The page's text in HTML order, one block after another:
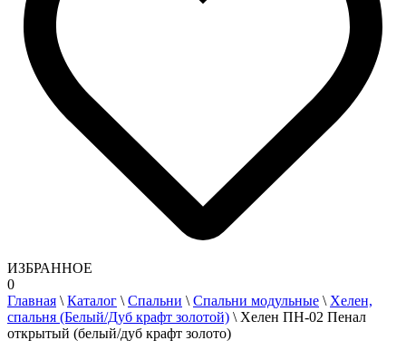
ИЗБРАННОЕ
0
Главная \ Каталог \ Спальни \ Спальни модульные \ Хелен,
спальня (Белый/Дуб крафт золотой) \ Хелен ПН-02 Пенал
открытый (белый/дуб крафт золото)